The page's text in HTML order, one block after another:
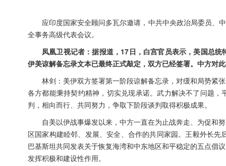
应印度国家安全顾问多瓦尔邀请，中共中央政治局委员、
全事务高级代表会议。
凤凰卫视记者：据报道，17日，白宫官员表示，美国总
伊美谅解备忘录文本已最终正式敲定，双方已经签署。中方对
林剑：美伊双方签署第一阶段谅解备忘录，对缓和局势紧
各方都能秉持契约精神，切实兑现承诺。武力解决不了问题
判，相向而行、共同努力，争取下阶段谈判取得积极成果。
自美以伊战事爆发以来，中方一直在为止战奔走、为促和
区国家构建睦邻、发展、安全、合作的共同家园。王毅外长
巴基斯坦共同发表关于恢复海湾和中东地区和平稳定的五点倡
发挥积极和建设性作用。